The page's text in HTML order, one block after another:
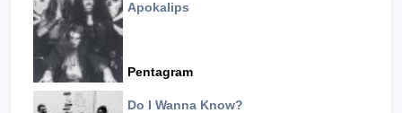
Apokalips
Pentagram
Do I Wanna Know?